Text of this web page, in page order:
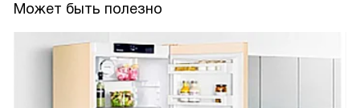
Может быть полезно